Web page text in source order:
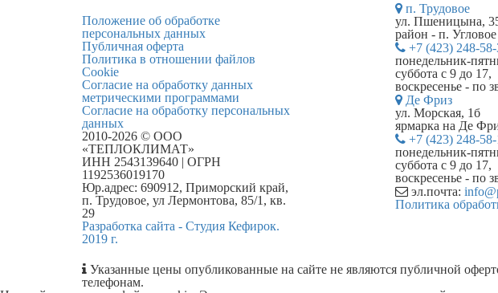
Положение об обработке
персональных данных
Публичная оферта
Политика в отношении файлов
Cookie
Согласие на обработку данных
метрическими программами
Согласие на обработку персональных
данных
2010-2026 © ООО
«ТЕПЛОКЛИМАТ»
ИНН 2543139640 | ОГРН
1192536019170
Юр.адрес: 690912, Приморский край,
п. Трудовое, ул Лермонтова, 85/1, кв.
29
Разработка сайта - Студия Кефирок.
2019 г.
п. Трудовое
ул. Пшеницына,
район - п. Угловое
+7 (423) 248-
понедельник-
суббота с 9 до 17,
воскресенье - по
Де Фриз
ул. Морская, 1б
ярмарка на Де
+7 (423) 248-
понедельник-
суббота с 9 до 17,
воскресенье - по
эл.почта:
Политика
Указанные цены опубликованные на сайте не являются публичной
телефонам.